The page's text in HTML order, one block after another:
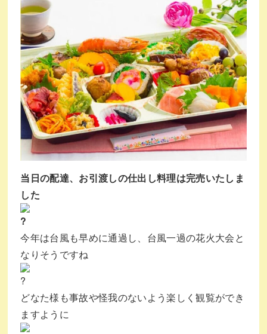
当日の配達、お引渡しの仕出し料理は完売いたしま
した
今年は台風も早めに通過し、台風一過の花火大会と
なりそうですね
どなた様も事故や怪我のないよう楽しく観覧ができ
ますように